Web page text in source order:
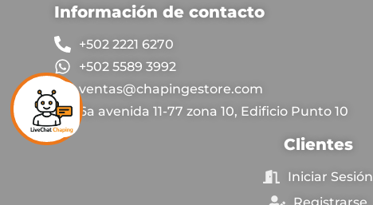
Información de contacto
+502 2221 6270
+502 5589 3992
ventas@chapingestore.com
6a avenida 11-77 zona 10, Edificio Punto 10
Clientes
Iniciar Sesión